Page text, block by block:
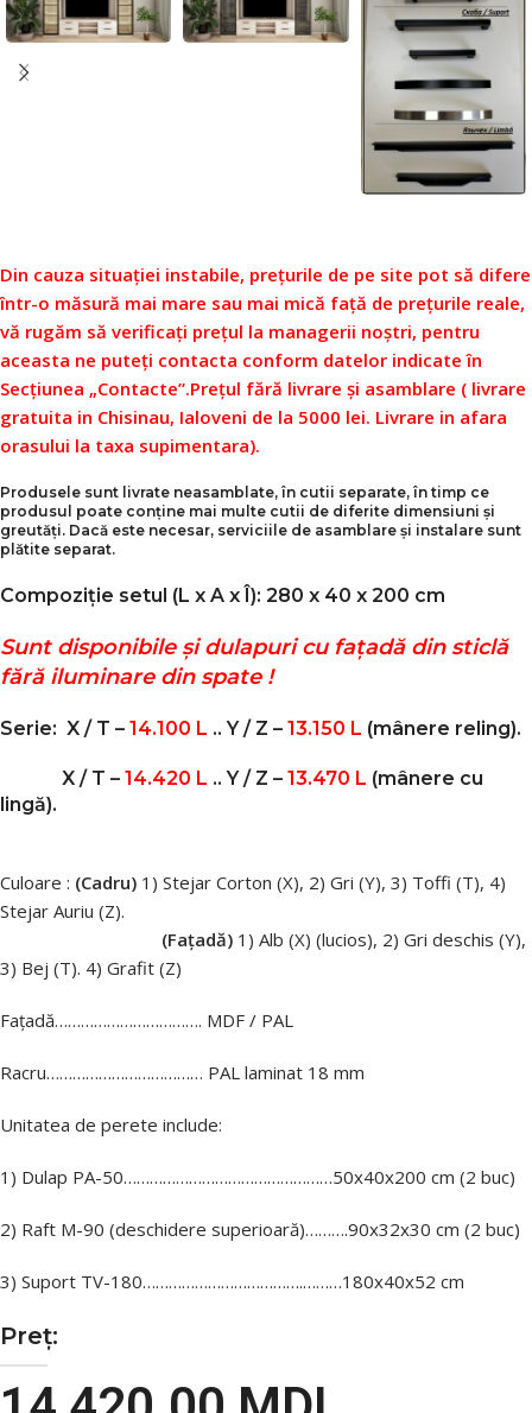
Din cauza situației instabile, prețurile de pe site pot să difere
într-o măsură mai mare sau mai mică față de prețurile reale,
vă rugăm să verificați prețul la managerii noștri, pentru
aceasta ne puteți contacta conform datelor indicate în
Secțiunea „Contacte”.Prețul fără livrare și asamblare ( livrare
gratuita in Chisinau, Ialoveni de la 5000 lei. Livrare in afara
orasului la taxa supimentara).
Produsele sunt livrate neasamblate, în cutii separate, în timp ce
produsul poate conține mai multe cutii de diferite dimensiuni și
greutăți. Dacă este necesar, serviciile de asamblare și instalare sunt
plătite separat.
Compoziție setul (L x A x Î): 280 x 40 x 200 cm
Sunt disponibile și dulapuri cu fațadă din sticlă
fără iluminare din spate !
Serie: X / T – 14.100 L .. Y / Z – 13.150 L (mânere reling).
X / T – 14.420 L .. Y / Z – 13.470 L (mânere cu
lingă).
Culoare : (Cadru) 1) Stejar Corton (X), 2) Gri (Y), 3) Toffi (T), 4)
Stejar Auriu (Z).
(Fațadă) 1) Alb (X) (lucios), 2) Gri deschis (Y),
3) Bej (T). 4) Grafit (Z)
Fațadă……………………………. MDF / PAL
Racru……………………………… PAL laminat 18 mm
Unitatea de perete include:
1) Dulap PA-50…………………………………………50x40x200 cm (2 buc)
2) Raft M-90 (deschidere superioară)……….90x32x30 cm (2 buc)
3) Suport TV-180……………………………….………180x40x52 cm
Preț: